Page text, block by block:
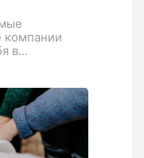
компании
в...